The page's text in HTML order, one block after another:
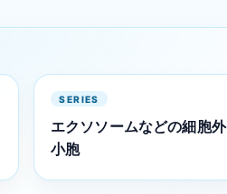
SERIES
エクソソームなどの細胞外
小胞